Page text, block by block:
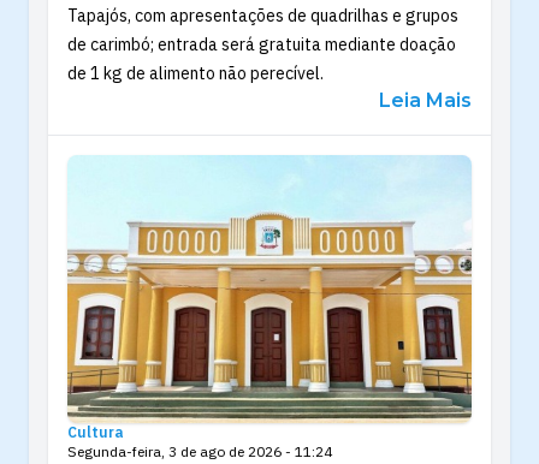
Tapajós, com apresentações de quadrilhas e grupos
de carimbó; entrada será gratuita mediante doação
de 1 kg de alimento não perecível.
Leia Mais
Cultura
Segunda-feira, 3 de ago de 2026 - 11:24